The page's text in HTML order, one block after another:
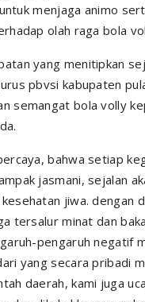
menjaga animo
olah raga bola
yang menitipkan
pbvsi kabupaten
semangat bola volly
bahwa setiap
jasmani, sejalan
jiwa. dengan
tersalur minat dan
pengaruh negatif
yang secara pribadi
daerah, kami juga